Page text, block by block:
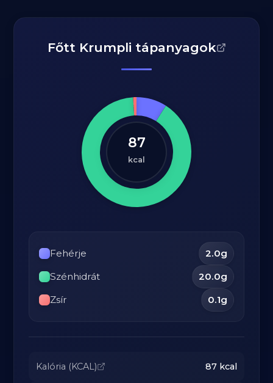
Főtt Krumpli tápanyagok
87
kcal
Fehérje 2.0g
Szénhidrát
20.0g
Zsír
0.1g
Kalória (KCAL) 87kcal